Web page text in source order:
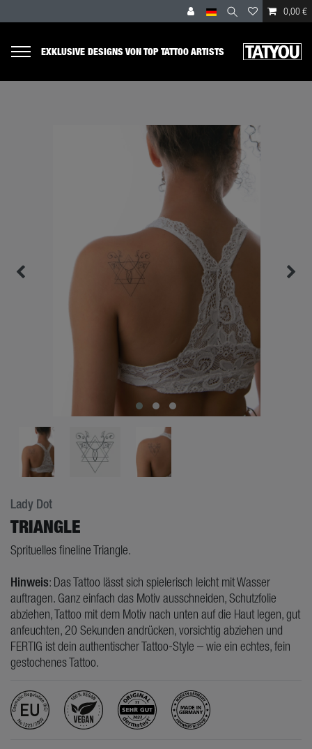
0,00 €
EXKLUSIVE DESIGNS VON TOP TATTOO ARTISTS
Lady Dot
TRIANGLE
Sprituelles fineline Triangle.
Hinweis: Das Tattoo lässt sich spielerisch leicht mit Wasser
auftragen. Ganz einfach das Motiv ausschneiden, Schutzfolie
abziehen, Tattoo mit dem Motiv nach unten auf die Haut legen, gut
anfeuchten, 20 Sekunden andrücken, vorsichtig abziehen und
FERTIG ist dein authentischer Tattoo-Style – wie ein echtes, fein
gestochenes Tattoo.